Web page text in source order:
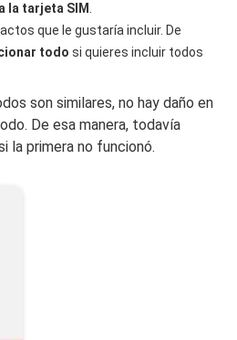
la tarjeta SIM
que le gustaría incluir. De
todosi quieres incluir todos
son similares, no hay daño en
De esa manera, todavía
la primera no funcionó.